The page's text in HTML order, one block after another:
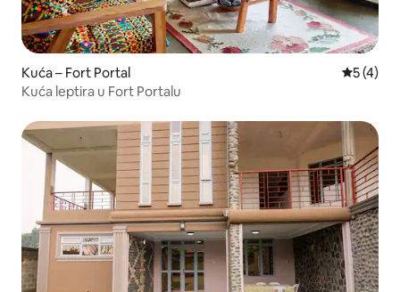
Kuća – Fort Portal
5 (4)
Kuća leptira u Fort Portalu